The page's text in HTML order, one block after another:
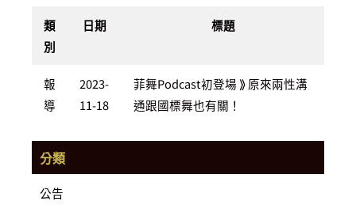
類
別
日期 標題
報
導
2023-
11-18
菲舞Podcast初登場 ⟫ 原來兩性溝
通跟國標舞也有關！
分類
公告